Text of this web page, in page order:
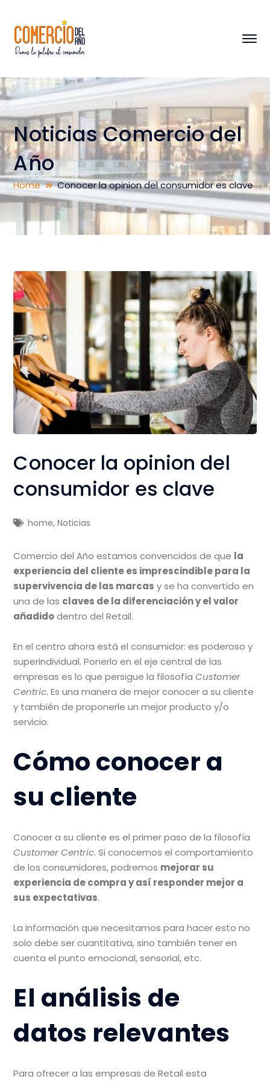
Noticias Comercio del
Año
Home Conocer la opinion del consumidor es clave
Conocer la opinion del
consumidor es clave
home,Noticias
Comercio del Año estamos convencidos de que la
experiencia del cliente es imprescindible para la
supervivencia de las marcas y se ha convertido en
una de las claves de la diferenciación y el valor
añadidodentro del Retail.
En el centro ahora está el consumidor: es poderoso y
superindividual. Ponerlo en el eje central de las
empresas es lo que persigue la filosofíaCustomer
Centric. Es una manera de mejor conocer a su cliente
y también de proponerle un mejor producto y/o
servicio.
Cómo conocer a
su cliente
Conocer a su cliente es el primer paso de la filosofía
Customer Centric. Si conocemos el comportamiento
de los consumidores, podremos mejorar su
experiencia de compra y así responder mejor a
sus expectativas.
La información que necesitamos para hacer esto no
solo debe ser cuantitativa, sino también tener en
cuenta el punto emocional, sensorial, etc.
El análisis de
datos relevantes
Para ofrecer a las empresas de Retail esta